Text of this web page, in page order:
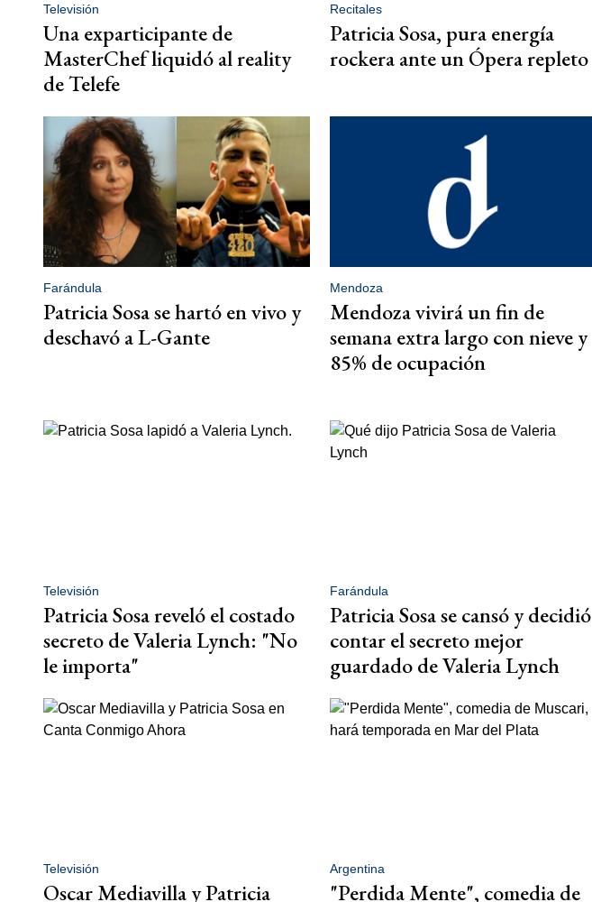
Televisión
Una exparticipante de
MasterChef liquidó al reality
de Telefe
Recitales
Patricia Sosa, pura energía
rockera ante un Ópera repleto
Farándula
Patricia Sosa se hartó en vivo y
deschavó a L-Gante
Mendoza
Mendoza vivirá un fin de
semana extra largo con nieve y
85% de ocupación
Televisión
Patricia Sosa reveló el costado
secreto de Valeria Lynch: "No
le importa"
Farándula
Patricia Sosa se cansó y decidió
contar el secreto mejor
guardado de Valeria Lynch
Televisión
Oscar Mediavilla y Patricia
Argentina
"Perdida Mente", comedia de